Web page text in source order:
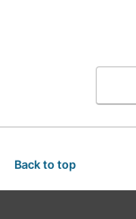
Back to top